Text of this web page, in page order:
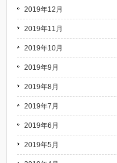
2019年12月
2019年11月
2019年10月
2019年9月
2019年8月
2019年7月
2019年6月
2019年5月